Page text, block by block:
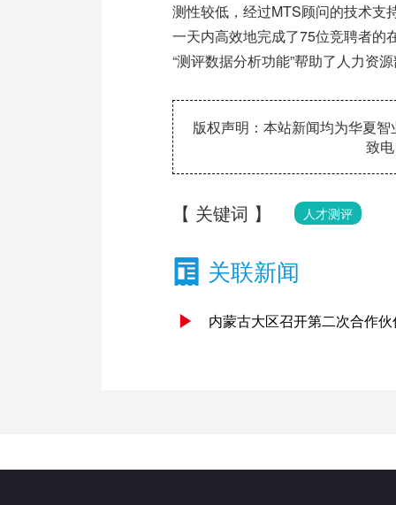
测性较低，经过MTS顾问的技术支
一天内高效地完成了75位竞聘者的
“测评数据分析功能”帮助了人力资
版权声明：本站新闻均为华夏
致
【 关键词 】 人才测评
关联新闻
内蒙古大区召开第二次合作